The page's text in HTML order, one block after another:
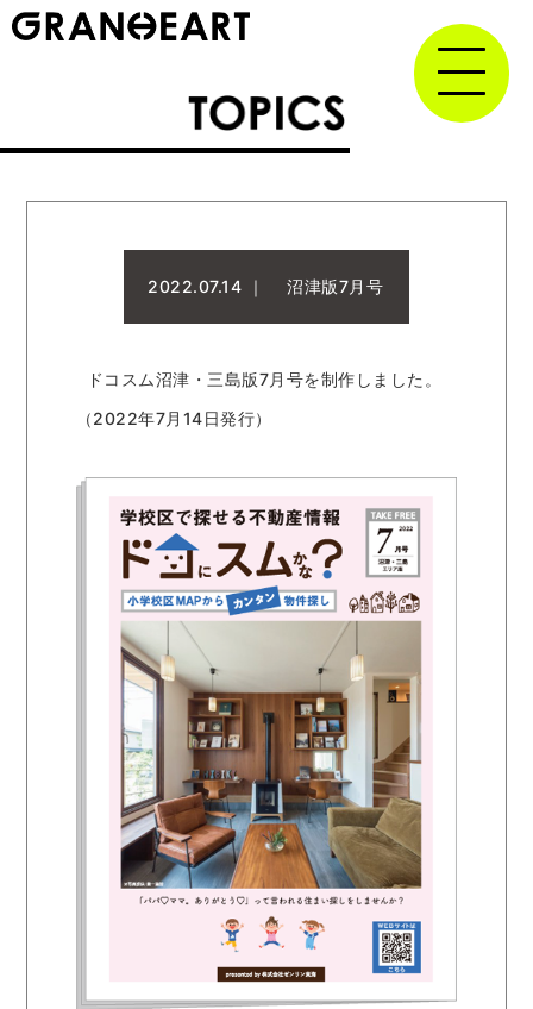
2022.07.14 ｜ 沼津版7月号
ドコスム沼津・三島版7月号を制作しました。
（2022年7月14日発行）